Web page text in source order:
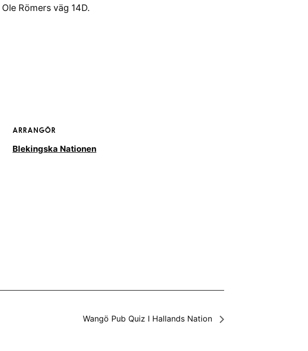
Römers väg 14D.
ARRANGÖR
Blekingska Nationen
Wangö Pub Quiz I Hallands Nation